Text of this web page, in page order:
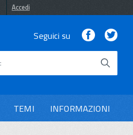
Accedi
Seguici su Facebook
TEMI INFORMAZIONI